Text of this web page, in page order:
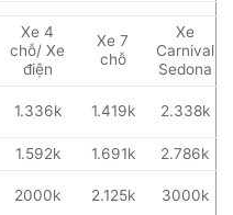
Xe 4
chỗ/ Xe
điện
Xe 7
chỗ
Xe
Carnival
Sedona
1.336k 1.419k 2.338k
1.592k 1.691k
2.786k
2000k 2.125k 3000k